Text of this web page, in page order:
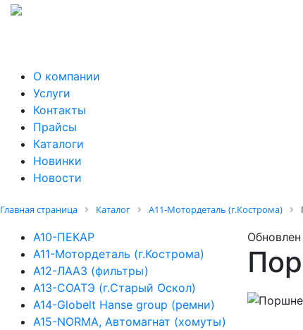
О компании
Услуги
Контакты
Прайсы
Каталоги
Новинки
Новости
Главная страница Каталог А11-Мотордеталь (г.Кострома)
А10-ПЕКАР
А11-Мотордеталь (г.Кострома)
А12-ЛААЗ (фильтры)
А13-СОАТЭ (г.Старый Оскол)
А14-Globelt Hanse group (ремни)
А15-NORMA, Автомагнат (хомуты)